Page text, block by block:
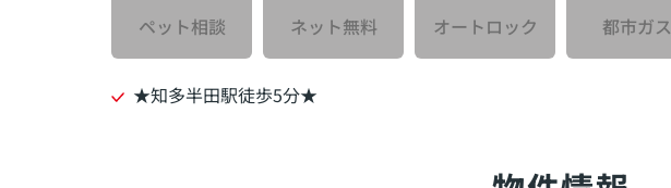
ペット相談 ネット無料 オートロック 都市ガス
★知多半田駅徒歩5分★